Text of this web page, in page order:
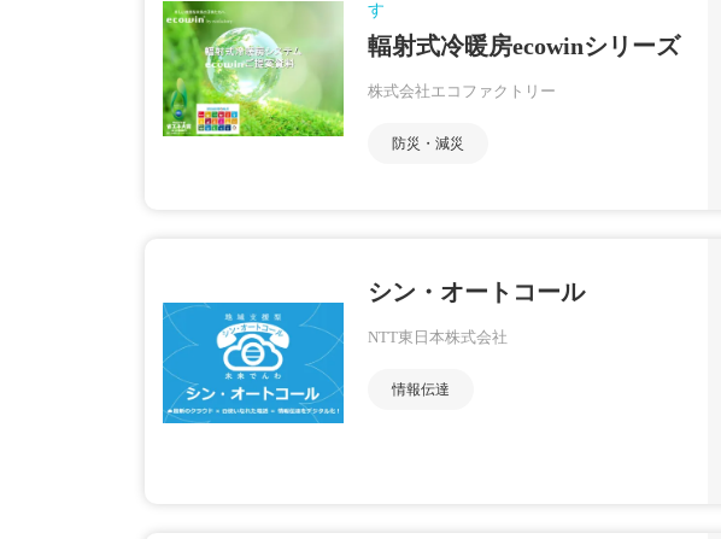
す
輻射式冷暖房ecowinシリーズ
株式会社エコファクトリー
防災・減災
シン・オートコール
NTT東日本株式会社
情報伝達